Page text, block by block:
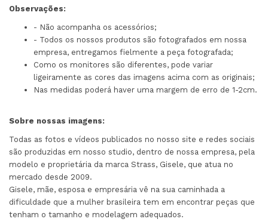
Observações:
- Não acompanha os acessórios;
- Todos os nossos produtos são fotografados em nossa
empresa, entregamos fielmente a peça fotografada;
Como os monitores são diferentes, pode variar
ligeiramente as cores das imagens acima com as originais;
Nas medidas poderá haver uma margem de erro de 1-2cm.
Sobre nossas imagens:
Todas as fotos e vídeos publicados no nosso site e redes sociais
são produzidas em nosso studio, dentro de nossa empresa, pela
modelo e proprietária da marca Strass, Gisele, que atua no
mercado desde 2009.
Gisele, mãe, esposa e empresária vê na sua caminhada a
dificuldade que a mulher brasileira tem em encontrar peças que
tenham o tamanho e modelagem adequados.